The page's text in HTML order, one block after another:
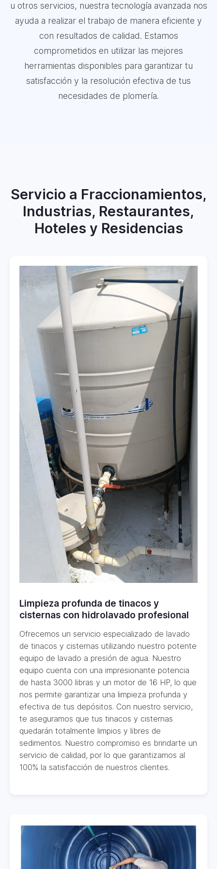
u otros servicios, nuestra tecnología avanzada nos
ayuda a realizar el trabajo de manera eficiente y
con resultados de calidad. Estamos
comprometidos en utilizar las mejores
herramientas disponibles para garantizar tu
satisfacción y la resolución efectiva de tus
necesidades de plomería.
Servicio a Fraccionamientos,
Industrias, Restaurantes,
Hoteles y Residencias
Limpieza profunda de tinacos y
cisternas con hidrolavado profesional
Ofrecemos un servicio especializado de lavado
de tinacos y cisternas utilizando nuestro potente
equipo de lavado a presión de agua. Nuestro
equipo cuenta con una impresionante potencia
de hasta 3000 libras y un motor de 16 HP, lo que
nos permite garantizar una limpieza profunda y
efectiva de tus depósitos. Con nuestro servicio,
te aseguramos que tus tinacos y cisternas
quedarán totalmente limpios y libres de
sedimentos. Nuestro compromiso es brindarte un
servicio de calidad, por lo que garantizamos al
100% la satisfacción de nuestros clientes.